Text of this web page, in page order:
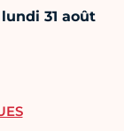
31 août